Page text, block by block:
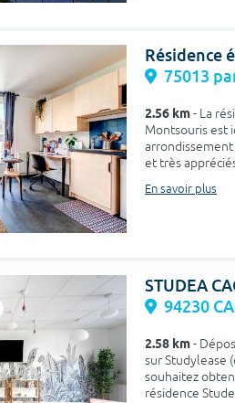
Résidence
75013
2.56 km- La
Montsouris est
et très
En savoir plus
STUDEA
94230
2.58 km-
sur Studylease
souhaitez
résidence